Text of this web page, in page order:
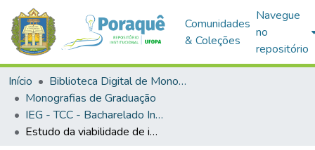
Comunidades
& Coleções
Navegue
no
repositório
Início
Biblioteca Digital de Monografias (BDM)
Monografias de Graduação
IEG - TCC - Bacharelado Interdisciplinar em Ciência e Tecnologia
Estudo da viabilidade de implantação de biodigestor para a produção de biogás a partir dos resíduos orgânicos do restaurante popular